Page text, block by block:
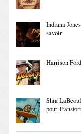
Indiana
savoir
Harrison
Shia
pour